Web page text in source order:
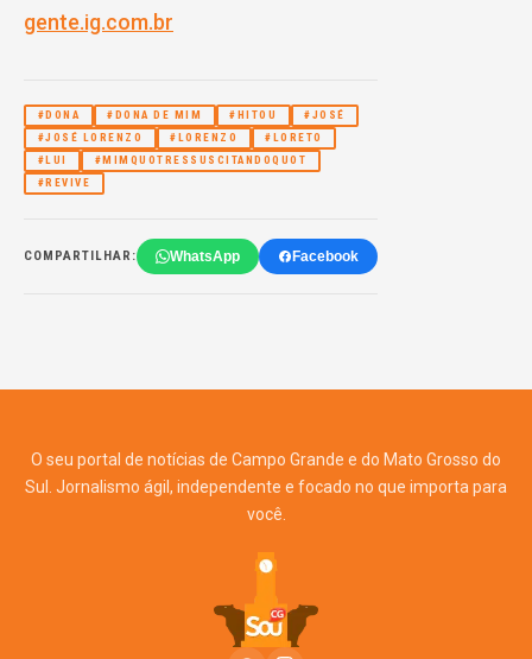
gente.ig.com.br
#DONA #DONA DE MIM #HITOU
#JOSÉ
#JOSÉ LORENZO
#LORENZO
#LORETO
#LUI
#MIMQUOTRESSUSCITANDOQUOT
#REVIVE
COMPARTILHAR: WhatsApp Facebook
O seu portal de notícias de Campo Grande e do Mato Grosso do
Sul. Jornalismo ágil, independente e focado no que importa para
você.